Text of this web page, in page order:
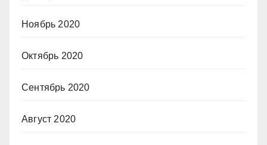
Ноябрь 2020
Октябрь 2020
Сентябрь 2020
Август 2020